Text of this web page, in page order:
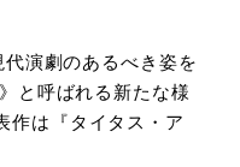
演劇のあるべき姿を
と呼ばれる新たな様
作は『タイタス・ア